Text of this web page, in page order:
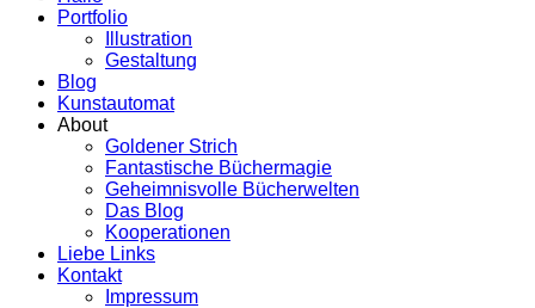
Portfolio
Illustration
Gestaltung
Blog
Kunstautomat
About
Goldener Strich
Fantastische Büchermagie
Geheimnisvolle Bücherwelten
Das Blog
Kooperationen
Liebe Links
Kontakt
Impressum